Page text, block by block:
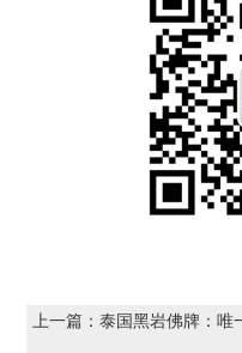
上一篇：泰国黑岩佛牌：唯